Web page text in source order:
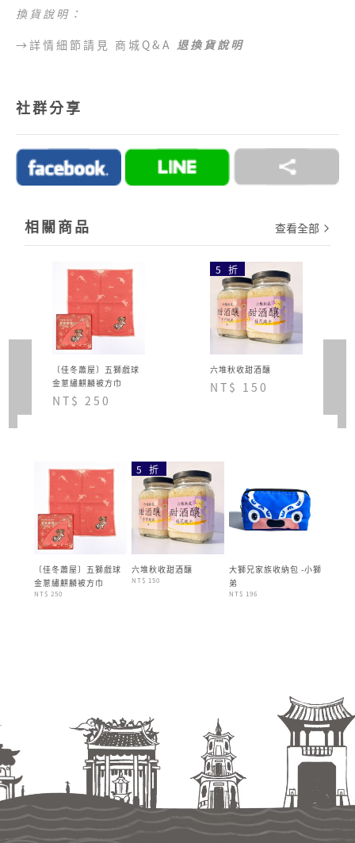
區 （澎湖、金門、馬祖、綠島、蘭嶼、小琉球等地
目前提供的付款方式：
2.訂單完成後，須於七日內完成付款流程，超過七日
未完成付款流程，系統會自動為您取消訂單。
→詳情細節請見 商城Q&A購物說明
換貨說明：
→詳情細節請見 商城Q&A 退換貨說明
社群分享
相關商品 查看全部
〔佳冬蕭屋〕五獅戲球
金蔥繡麒麟被方巾
NT$ 250
5 折
六堆秋收甜酒釀
NT$ 150
〔佳冬蕭屋〕五獅戲球
金蔥繡麒麟被方巾
NT$ 250
5 折
六堆秋收甜酒釀
NT$ 150
大獅兄家族收納包 -小獅
弟
NT$ 196